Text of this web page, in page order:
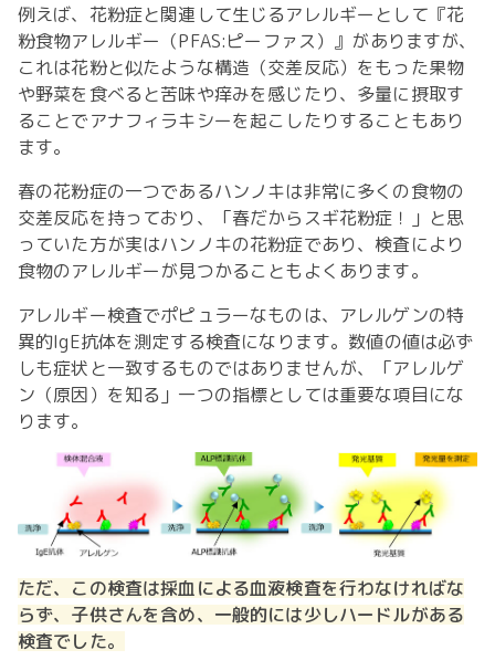
例えば、花粉症と関連して生じるアレルギーとして『花
粉食物アレルギー（PFAS:ピーファス）』がありますが、
これは花粉と似たような構造（交差反応）をもった果物
や野菜を食べると苦味や痒みを感じたり、多量に摂取す
ることでアナフィラキシーを起こしたりすることもあり
ます。
春の花粉症の一つであるハンノキは非常に多くの食物の
交差反応を持っており、「春だからスギ花粉症！」と思
っていた方が実はハンノキの花粉症であり、検査により
食物のアレルギーが見つかることもよくあります。
アレルギー検査でポピュラーなものは、アレルゲンの特
異的IgE抗体を測定する検査になります。数値の値は必ず
しも症状と一致するものではありませんが、「アレルゲ
ン（原因）を知る」一つの指標としては重要な項目にな
ります。
ただ、この検査は採血による血液検査を行わなければな
らず、子供さんを含め、一般的には少しハードルがある
検査でした。